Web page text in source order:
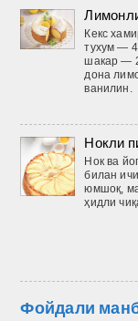
Кекс
тухум —
шакар —
дона
ванилин.
Нокли
Нок ва
билан
юмшоқ,
ҳидли
Фойдали